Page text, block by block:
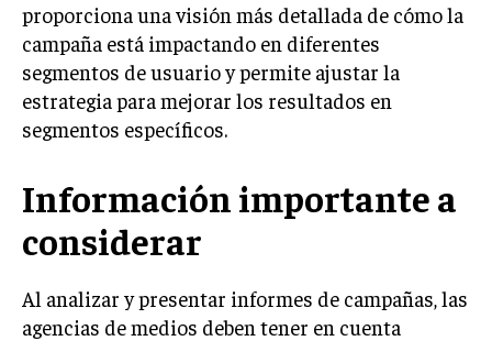
EMPRESAS Y STARTUPS TECNOLÓGICAS
GESTIÓN DE LA EXPERIENCIA DEL CLIENTE
MÁS
PROYECTOS
GESTIÓN DE OPERACIONES Y CADENA DE
CALIDAD Y MEJORA CONTINUA
proporciona una visión más detallada de cómo la
campaña está impactando en diferentes
segmentos de usuario y permite ajustar la
estrategia para mejorar los resultados en
segmentos específicos.
Información importante a
considerar
Al analizar y presentar informes de campañas, las
agencias de medios deben tener en cuenta